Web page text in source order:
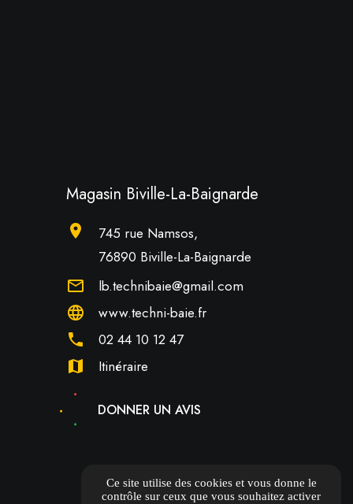
Magasin Biville-La-Baignarde
location_on
745 rue Namsos,
76890 Biville-La-Baignarde
mail_outline
lb.technibaie@gmail.com
language
www.techni-baie.fr
phone
02 44 10 12 47
map
Itinéraire
DONNER UN AVIS
Ce site utilise des cookies et vous donne le
contrôle sur ceux que vous souhaitez activer